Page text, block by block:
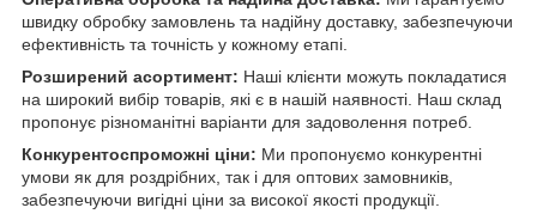
швидку обробку замовлень та надійну доставку, забезпечуючи
ефективність та точність у кожному етапі.
Розширений асортимент: Наші клієнти можуть покладатися
на широкий вибір товарів, які є в нашій наявності. Наш склад
пропонує різноманітні варіанти для задоволення потреб.
Конкурентоспроможні ціни: Ми пропонуємо конкурентні
умови як для роздрібних, так і для оптових замовників,
забезпечуючи вигідні ціни за високої якості продукції.